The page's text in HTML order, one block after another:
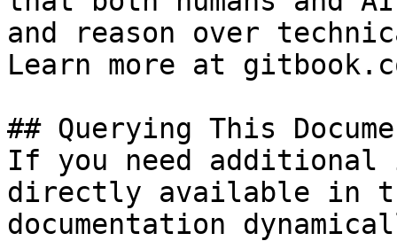
and reason over
Learn more at
## Querying This
If you need
directly available in
documentation